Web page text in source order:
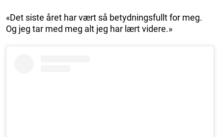
«Det siste året har vært så betydningsfullt for meg.
Og jeg tar med meg alt jeg har lært videre.»